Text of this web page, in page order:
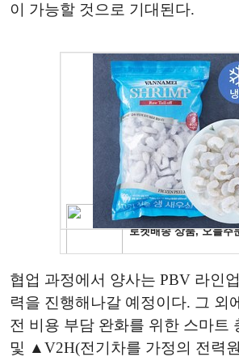
이 가능할 것으로 기대된다.
협업 과정에서 양사는 PBV 라인
력을 진행해나갈 예정이다. 그
전 비용 부담 완화를 위한 스마트
및 ▲V2H(전기차를 가정의 전력